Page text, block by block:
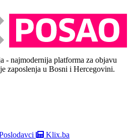
- najmodernija platforma za objavu
zaposlenja u Bosni i Hercegovini.
Klix.ba